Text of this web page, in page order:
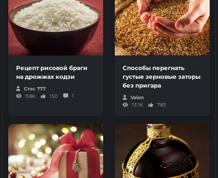
Рецепт рисовой браги
на дрожжах кодзи
Стас 777
9.8K
150 1
Способы перегнать
густые зерновые заторы
без пригара
Valen
13.1K
783